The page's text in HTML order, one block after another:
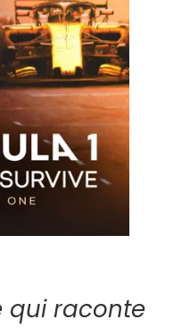
qui raconte